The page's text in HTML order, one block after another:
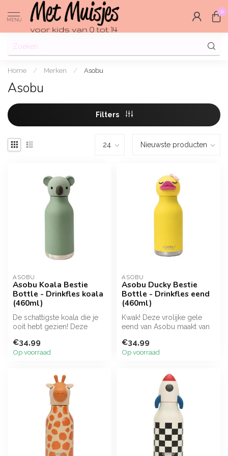
MENU
0
Home / Merken / Asobu
Asobu
Filters
ASOBU
Asobu Koala Bestie
Bottle - Drinkfles koala
(460ml)
De schattigste koala die je
ooit hebt gezien! Deze
...
€34,99
Op voorraad
ASOBU
Asobu Ducky Bestie
Bottle - Drinkfles eend
(460ml)
Kwak! Deze vrolijke gele
eend van Asobu maakt van
E...
€34,99
Op voorraad